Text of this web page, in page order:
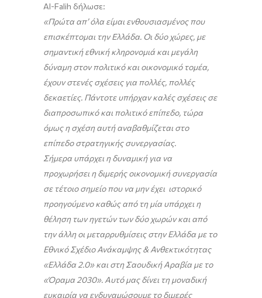
Al-Falih δήλωσε:
«Πρώτα απ’ όλα είμαι ενθουσιασμένος που
επισκέπτομαι την Ελλάδα. Οι δύο χώρες, με
σημαντική εθνική κληρονομιά και μεγάλη
δύναμη στον πολιτικό και οικονομικό τομέα,
έχουν στενές σχέσεις για πολλές, πολλές
δεκαετίες. Πάντοτε υπήρχαν καλές σχέσεις σε
διαπροσωπικό και πολιτικό επίπεδο, τώρα
όμως η σχέση αυτή αναβαθμίζεται στο
επίπεδο στρατηγικής συνεργασίας.
Σήμερα υπάρχει η δυναμική για να
προχωρήσει η διμερής οικονομική συνεργασία
σε τέτοιο σημείο που να μην έχει ιστορικό
προηγούμενο καθώς από τη μία υπάρχει η
θέληση των ηγετών των δύο χωρών και από
την άλλη οι μεταρρυθμίσεις στην Ελλάδα με το
Εθνικό Σχέδιο Ανάκαμψης & Ανθεκτικότητας
«Ελλάδα 2.0» και στη Σαουδική Αραβία με το
«Όραμα 2030». Αυτό μας δίνει τη μοναδική
ευκαιρία να ενδυναμώσουμε το διμερές